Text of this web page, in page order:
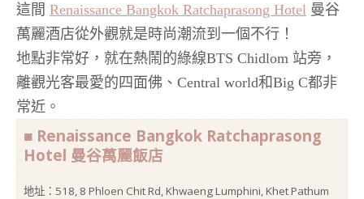
這間 Renaissance Bangkok Ratchaprasong Hotel 曼谷
萬麗酒店從外觀就是時尚潮流到一個不行！
地點非常好，就在熱鬧的綠線BTS Chidlom 站旁，
離觀光客最愛的四面佛、Central world和Big C都非
常近。
■ Renaissance Bangkok Ratchaprasong
Hotel 曼谷萬麗飯店
地址：518, 8 Phloen Chit Rd, Khwaeng Lumphini, Khet Pathum